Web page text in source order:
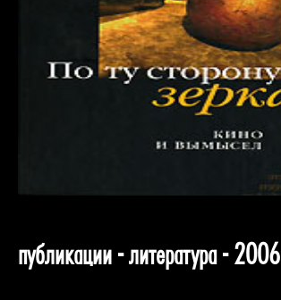
публикации - литература - 2006